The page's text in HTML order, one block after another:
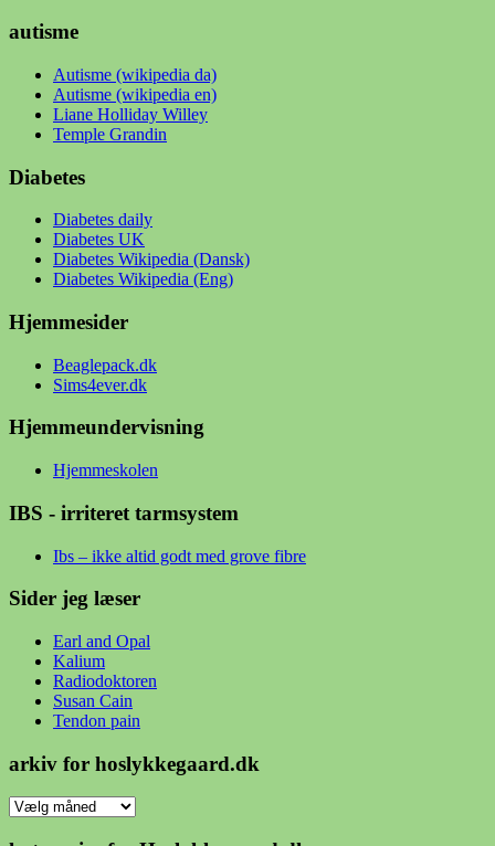
autisme
Autisme (wikipedia da)
Autisme (wikipedia en)
Liane Holliday Willey
Temple Grandin
Diabetes
Diabetes daily
Diabetes UK
Diabetes Wikipedia (Dansk)
Diabetes Wikipedia (Eng)
Hjemmesider
Beaglepack.dk
Sims4ever.dk
Hjemmeundervisning
Hjemmeskolen
IBS - irriteret tarmsystem
Ibs – ikke altid godt med grove fibre
Sider jeg læser
Earl and Opal
Kalium
Radiodoktoren
Susan Cain
Tendon pain
arkiv for hoslykkegaard.dk
arkiv